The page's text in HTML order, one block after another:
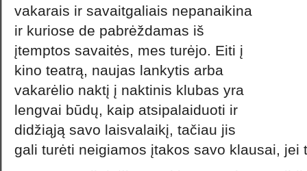
vakarais ir savaitgaliais nepanaikina
ir kuriose de pabrėždamas iš
įtemptos savaitės, mes turėjo. Eiti į
kino teatrą, naujas lankytis arba
vakarėlio naktį į naktinis klubas yra
lengvai būdų, kaip atsipalaiduoti ir
didžiąją savo laisvalaikį, tačiau jis
gali turėti neigiamos įtakos savo klausai, jei